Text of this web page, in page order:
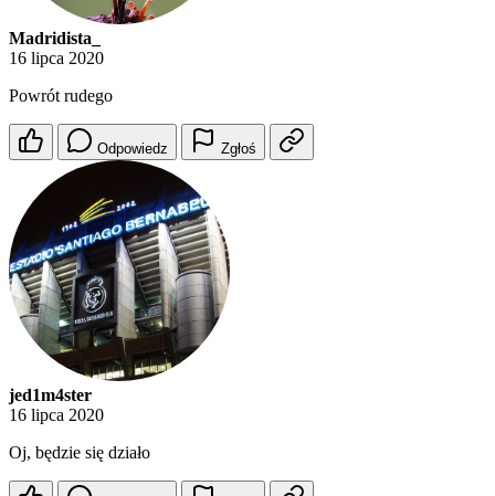
Madridista_
16 lipca 2020
Powrót rudego
Odpowiedz Zgłoś
jed1m4ster
16 lipca 2020
Oj, będzie się działo